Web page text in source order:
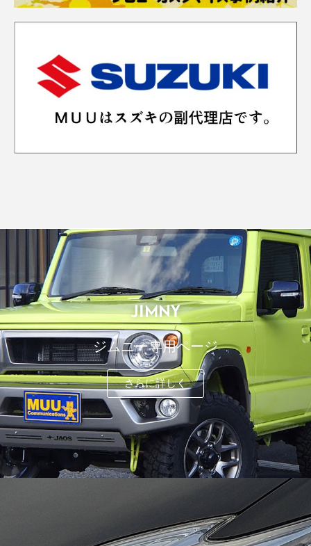
JIMNY
ジムニー専用ページ
さらに詳しく